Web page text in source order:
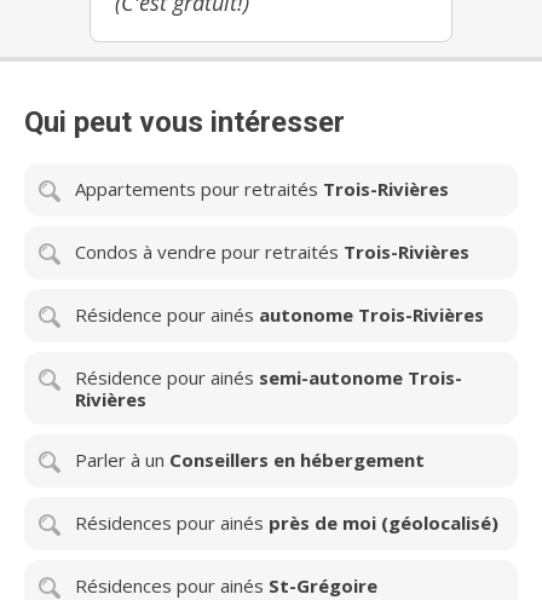
Qui peut vous intéresser
Appartements pour retraités Trois-Rivières
Condos à vendre pour retraités Trois-Rivières
Résidence pour ainés autonome Trois-Rivières
Résidence pour ainés semi-autonome Trois-
Rivières
Parler à un Conseillers en hébergement
Résidences pour ainés près de moi (géolocalisé)
Résidences pour ainés St-Grégoire